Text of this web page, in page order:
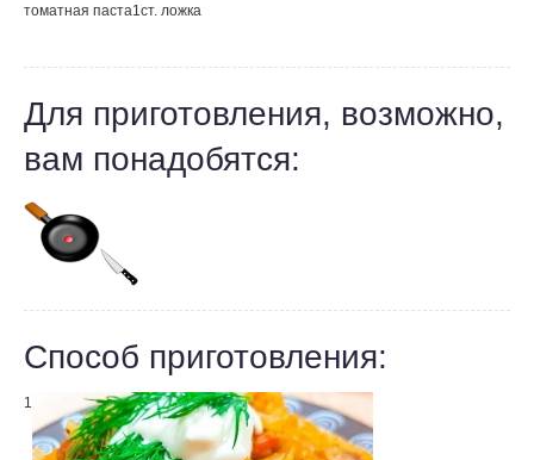
томатная паста1ст. ложка
Для приготовления, возможно,
вам понадобятся:
Способ приготовления:
1